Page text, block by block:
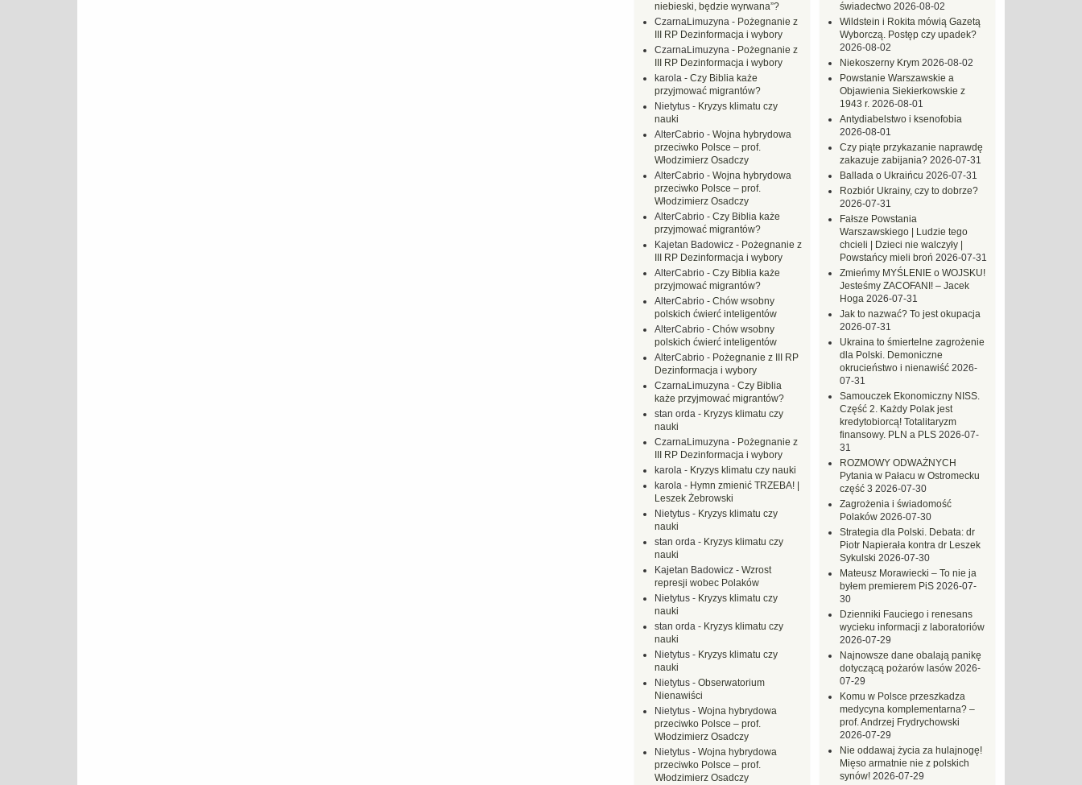
świadectwo 2026-08-02
Wildstein i Rokita mówią Gazetą
Wyborczą. Postęp czy upadek?
2026-08-02
Niekoszerny Krym 2026-08-02
Powstanie Warszawskie a
Objawienia Siekierkowskie z
1943 r. 2026-08-01
Antydiabelstwo i ksenofobia
2026-08-01
Czy piąte przykazanie naprawdę
zakazuje zabijania? 2026-07-31
Ballada o Ukraińcu 2026-07-31
Rozbiór Ukrainy, czy to dobrze?
2026-07-31
Fałsze Powstania
Warszawskiego | Ludzie tego
chcieli | Dzieci nie walczyły |
Powstańcy mieli broń 2026-07-31
Zmieńmy MYŚLENIE o WOJSKU!
Jesteśmy ZACOFANI! – Jacek
Hoga 2026-07-31
Jak to nazwać? To jest okupacja
2026-07-31
Ukraina to śmiertelne zagrożenie
dla Polski. Demoniczne
okrucieństwo i nienawiść 2026-
07-31
Samouczek Ekonomiczny NISS.
Część 2. Każdy Polak jest
kredytobiorcą! Totalitaryzm
finansowy. PLN a PLS 2026-07-
31
ROZMOWY ODWAŻNYCH
Pytania w Pałacu w Ostromecku
część 3 2026-07-30
Zagrożenia i świadomość
Polaków 2026-07-30
Strategia dla Polski. Debata: dr
Piotr Napierała kontra dr Leszek
Sykulski 2026-07-30
Mateusz Morawiecki – To nie ja
byłem premierem PiS 2026-07-
30
Dzienniki Fauciego i renesans
wycieku informacji z laboratoriów
2026-07-29
Najnowsze dane obalają panikę
dotyczącą pożarów lasów 2026-
07-29
Komu w Polsce przeszkadza
medycyna komplementarna? –
prof. Andrzej Frydrychowski
2026-07-29
Nie oddawaj życia za hulajnogę!
Mięso armatnie nie z polskich
synów! 2026-07-29
niebieski, będzie wyrwana”?
CzarnaLimuzyna - Pożegnanie z
III RP Dezinformacja i wybory
CzarnaLimuzyna - Pożegnanie z
III RP Dezinformacja i wybory
karola - Czy Biblia każe
przyjmować migrantów?
Nietytus - Kryzys klimatu czy
nauki
AlterCabrio - Wojna hybrydowa
przeciwko Polsce – prof.
Włodzimierz Osadczy
AlterCabrio - Wojna hybrydowa
przeciwko Polsce – prof.
Włodzimierz Osadczy
AlterCabrio - Czy Biblia każe
przyjmować migrantów?
Kajetan Badowicz - Pożegnanie z
III RP Dezinformacja i wybory
AlterCabrio - Czy Biblia każe
przyjmować migrantów?
AlterCabrio - Chów wsobny
polskich ćwierć inteligentów
AlterCabrio - Chów wsobny
polskich ćwierć inteligentów
AlterCabrio - Pożegnanie z III RP
Dezinformacja i wybory
CzarnaLimuzyna - Czy Biblia
każe przyjmować migrantów?
stan orda - Kryzys klimatu czy
nauki
CzarnaLimuzyna - Pożegnanie z
III RP Dezinformacja i wybory
karola - Kryzys klimatu czy nauki
karola - Hymn zmienić TRZEBA! |
Leszek Żebrowski
Nietytus - Kryzys klimatu czy
nauki
stan orda - Kryzys klimatu czy
nauki
Kajetan Badowicz - Wzrost
represji wobec Polaków
Nietytus - Kryzys klimatu czy
nauki
stan orda - Kryzys klimatu czy
nauki
Nietytus - Kryzys klimatu czy
nauki
Nietytus - Obserwatorium
Nienawiści
Nietytus - Wojna hybrydowa
przeciwko Polsce – prof.
Włodzimierz Osadczy
Nietytus - Wojna hybrydowa
przeciwko Polsce – prof.
Włodzimierz Osadczy